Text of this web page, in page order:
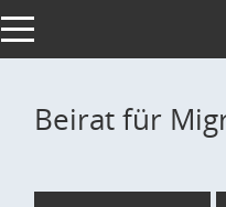
Toggle navigation
Beirat für